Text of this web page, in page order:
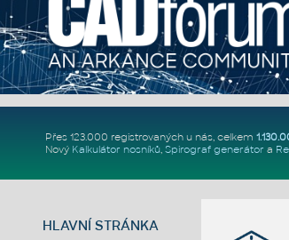
Přes 123.000 registrovaných u nás, celkem
Nový Kalkulátor nosníků, Spirograf generátor a
HLAVNÍ STRÁNKA